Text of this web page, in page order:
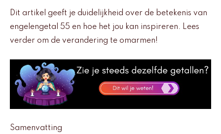
Dit artikel geeft je duidelijkheid over de betekenis van
engelengetal 55 en hoe het jou kan inspireren. Lees
verder om de verandering te omarmen!
Samenvatting